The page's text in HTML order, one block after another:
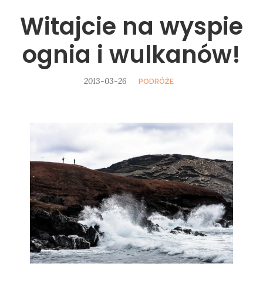
Witajcie na wyspie
ognia i wulkanów!
2013-03-26 PODRÓŻE